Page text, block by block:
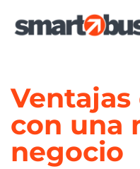
con una
negocio